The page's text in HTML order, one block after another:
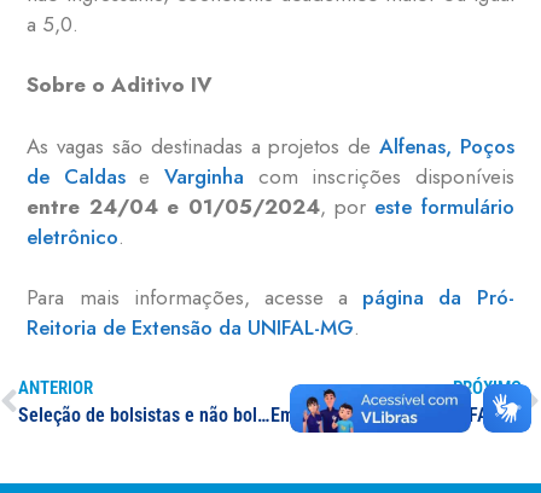
a 5,0.
Sobre o Aditivo IV
As vagas são destinadas a projetos de Alfenas, Poços
de CaldaseVarginha com inscrições disponíveis
entre 24/04 e 01/05/2024, por este formulário
eletrônico.
Para mais informações, acesse a página da Pró-
Reitoria de Extensão da UNIFAL-MG.
ANTERIOR
Seleção de bolsistas e não bolsista do PET Odontologia
PRÓXIMO
Em aula inaugural na UNIFAL-MG, Liga de Anatomia Orofacial e Estética debate o conhecimento anatômico e a prevenção de complicações em Harmonização Orofacial